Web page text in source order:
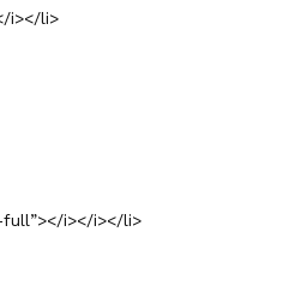
i></li>
i></i></li>